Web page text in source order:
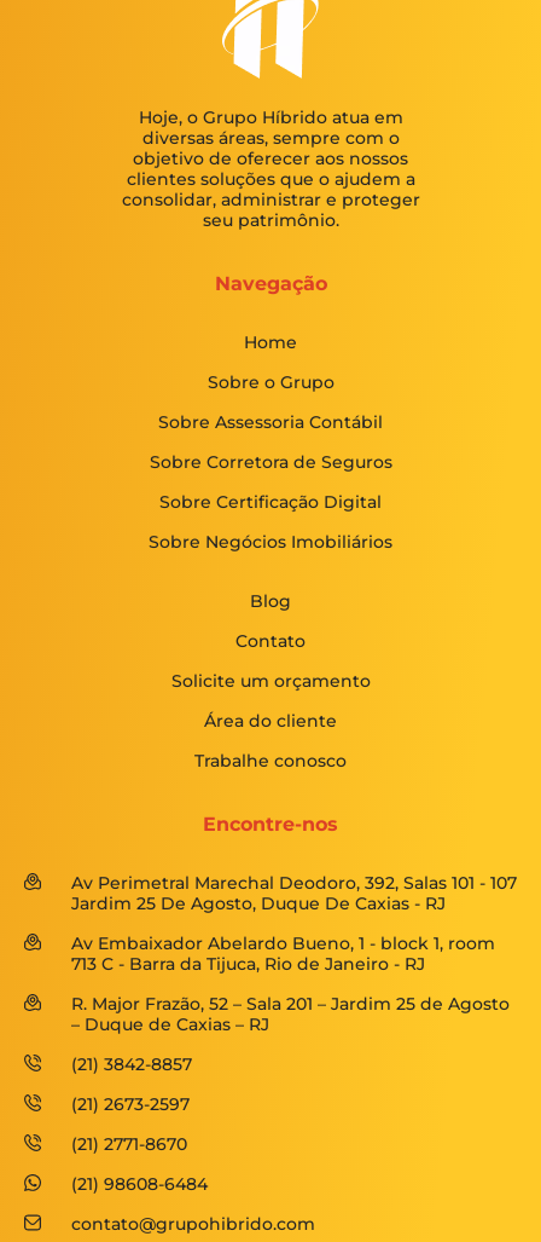
Hoje, o Grupo Híbrido atua em
diversas áreas, sempre com o
objetivo de oferecer aos nossos
clientes soluções que o ajudem a
consolidar, administrar e proteger
seu patrimônio.
Navegação
Home
Sobre o Grupo
Sobre Assessoria Contábil
Sobre Corretora de Seguros
Sobre Certificação Digital
Sobre Negócios Imobiliários
Blog
Contato
Solicite um orçamento
Área do cliente
Trabalhe conosco
Encontre-nos
Av Perimetral Marechal Deodoro, 392, Salas 101 - 107
Jardim 25 De Agosto, Duque De Caxias - RJ
Av Embaixador Abelardo Bueno, 1 - block 1, room
713 C - Barra da Tijuca, Rio de Janeiro - RJ
R. Major Frazão, 52 – Sala 201 – Jardim 25 de Agosto
– Duque de Caxias – RJ
(21) 3842-8857
(21) 2673-2597
(21) 2771-8670
(21) 98608-6484
contato@grupohibrido.com